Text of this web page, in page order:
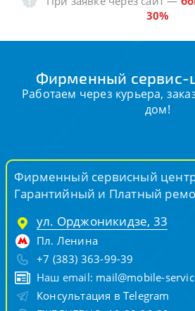
30%
Фирменный сервис-
Работаем через курьера,
дом!
Фирменный сервисный
Гарантийный и Платный
ул. Орджоникидзе, 33
Пл. Ленина
+7 (383) 363-99-39
Наш email: mail@mobile-
Консультация в Telegram